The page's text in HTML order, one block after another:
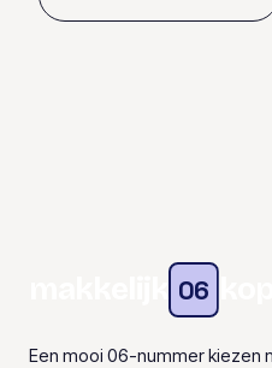
06
Een mooi 06-nummer kiezen